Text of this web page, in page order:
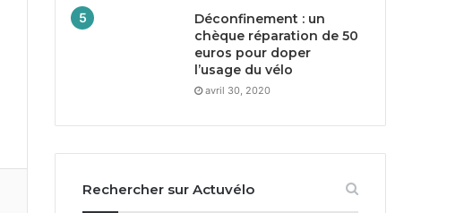
Déconfinement : un
chèque réparation de50
euros pour doper
l’usage du vélo
avril 30, 2020
Rechercher sur Actuvélo